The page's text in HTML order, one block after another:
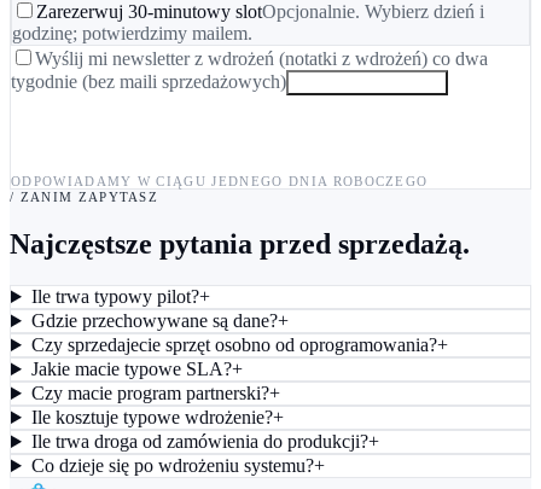
Zarezerwuj 30-minutowy slotOpcjonalnie. Wybierz dzień i
godzinę; potwierdzimy mailem.
Wyślij mi newsletter z wdrożeń (notatki z wdrożeń) co dwa
tygodnie (bez maili sprzedażowych)
ODPOWIADAMY W CIĄGU JEDNEGO DNIA ROBOCZEGO
/ ZANIM ZAPYTASZ
Najczęstsze pytania przed sprzedażą.
Ile trwa typowy pilot?+
Gdzie przechowywane są dane?+
Czy sprzedajecie sprzęt osobno od oprogramowania?+
Jakie macie typowe SLA?+
Czy macie program partnerski?+
Ile kosztuje typowe wdrożenie?+
Ile trwa droga od zamówienia do produkcji?+
Co dzieje się po wdrożeniu systemu?+